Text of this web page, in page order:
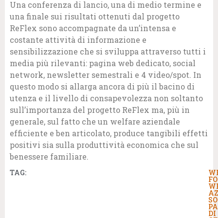
Una conferenza di lancio, una di medio termine e
una finale sui risultati ottenuti dal progetto
ReFlex sono accompagnate da un’intensa e
costante attività di informazione e
sensibilizzazione che si sviluppa attraverso tutti i
media più rilevanti: pagina web dedicato, social
network, newsletter semestrali e 4 video/spot. In
questo modo si allarga ancora di più il bacino di
utenza e il livello di consapevolezza non soltanto
sull’importanza del progetto ReFlex ma, più in
generale, sul fatto che un welfare aziendale
efficiente e ben articolato, produce tangibili effetti
positivi sia sulla produttività economica che sul
benessere familiare.
TAG:
DI